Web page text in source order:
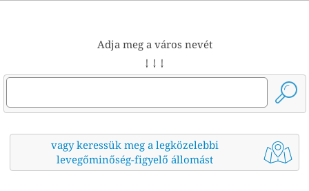
Adja meg a város nevét
↓ ↓ ↓
vagy keressük meg a legközelebbi
levegőminőség-figyelő állomást